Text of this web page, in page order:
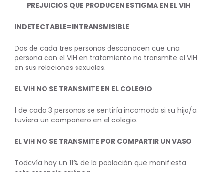
PREJUICIOS QUE PRODUCEN ESTIGMA EN EL VIH
INDETECTABLE=INTRANSMISIBLE
Dos de cada tres personas desconocen que una
persona con el VIH en tratamiento no transmite el VIH
en sus relaciones sexuales.
EL VIH NO SE TRANSMITE EN EL COLEGIO
1 de cada 3 personas se sentiría incomoda si su hijo/a
tuviera un compañero en el colegio.
EL VIH NO SE TRANSMITE POR COMPARTIR UN VASO
Todavía hay un 11% de la población que manifiesta